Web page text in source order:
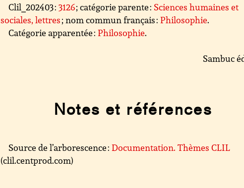
Clil_202403 :3126; catégorie parente : Sciences humaines et
sociales, lettres; nom commun français :Philosophie.
Catégorie apparentée :Philosophie.
Sambuc
Notes et références
Source de l’arborescence :Documentation. Thèmes CLIL
(clil.centprod.com)